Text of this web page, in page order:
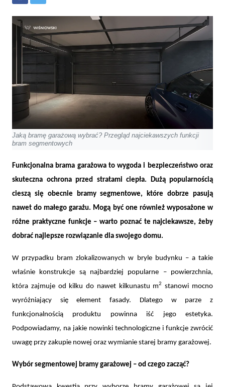
Jaką bramę garażową wybrać? Przegląd najciekawszych funkcji
bram segmentowych
Funkcjonalna brama garażowa to wygoda i bezpieczeństwo oraz
skuteczna ochrona przed stratami ciepła. Dużą popularnością
cieszą się obecnie bramy segmentowe, które dobrze pasują
nawet do małego garażu. Mogą być one również wyposażone w
różne praktyczne funkcje – warto poznać te najciekawsze, żeby
dobrać najlepsze rozwiązanie dla swojego domu.
W przypadku bram zlokalizowanych w bryle budynku – a takie
właśnie konstrukcje są najbardziej popularne –powierzchnia,
która zajmuje od kilku do nawet kilkunastu m2
stanowi mocno
wyróżniający się element fasady. Dlatego w parze z
funkcjonalnością produktu powinna iść jego estetyka.
Podpowiadamy, na jakie nowinki technologiczne i funkcje zwrócić
uwagę przy zakupie nowej oraz wymianie starej bramy garażowej.
Wybór segmentowej bramy garażowej – od czego zacząć?